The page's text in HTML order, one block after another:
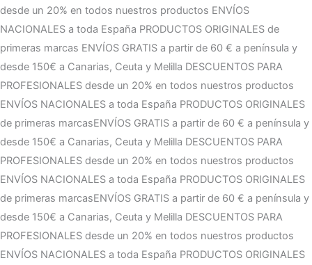
desde un 20% en todos nuestros productos ENVÍOS
NACIONALES a toda España PRODUCTOS ORIGINALES de
primeras marcas ENVÍOS GRATIS a partir de 60 € a península y
desde 150€ a Canarias, Ceuta y Melilla DESCUENTOS PARA
PROFESIONALES desde un 20% en todos nuestros productos
ENVÍOS NACIONALES a toda España PRODUCTOS ORIGINALES
de primeras marcasENVÍOS GRATIS a partir de 60 € a península y
desde 150€ a Canarias, Ceuta y Melilla DESCUENTOS PARA
PROFESIONALES desde un 20% en todos nuestros productos
ENVÍOS NACIONALES a toda España PRODUCTOS ORIGINALES
de primeras marcasENVÍOS GRATIS a partir de 60 € a península y
desde 150€ a Canarias, Ceuta y Melilla DESCUENTOS PARA
PROFESIONALES desde un 20% en todos nuestros productos
ENVÍOS NACIONALES a toda España PRODUCTOS ORIGINALES